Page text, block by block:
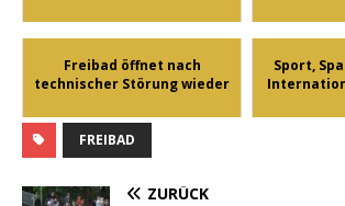
Freibad öffnet nach
technischer Störung wieder
Sport,
FREIBAD
ZURÜCK